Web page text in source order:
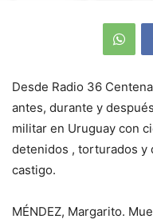
Desde Radio 36
antes, durante y
militar en Uruguay con
detenidos , torturados y
castigo.
MÉNDEZ, Margarito.